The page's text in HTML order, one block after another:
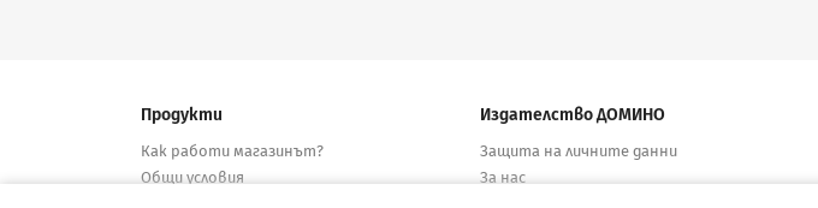
Продукти
Как работи магазинът?
Общи условия
Издателство ДОМИНО
Защита на личните данни
За нас